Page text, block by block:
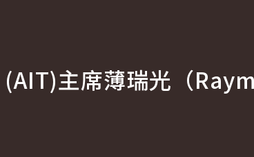
主席薄瑞光（